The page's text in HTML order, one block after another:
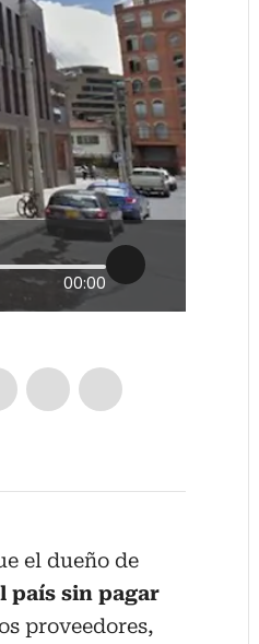
00:00
el dueño de
país sin pagar
proveedores,